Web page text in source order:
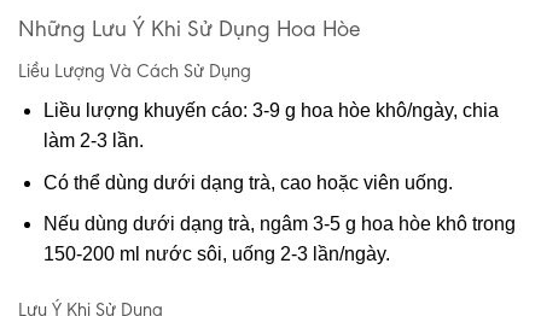
Những Lưu Ý Khi Sử Dụng Hoa Hòe
Liều Lượng Và Cách Sử Dụng
Liều lượng khuyến cáo: 3-9 g hoa hòe khô/ngày, chia
làm 2-3 lần.
Có thể dùng dưới dạng trà, cao hoặc viên uống.
Nếu dùng dưới dạng trà, ngâm 3-5 g hoa hòe khô trong
150-200 ml nước sôi, uống 2-3 lần/ngày.
Lưu Ý Khi Sử Dụng